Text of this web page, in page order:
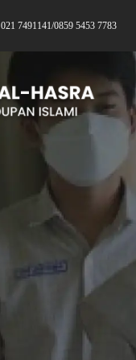
021 7491141/0859 5453 7783